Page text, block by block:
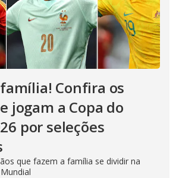
Confira os
jogam a Copa do
por seleções
que fazem a família se dividir na